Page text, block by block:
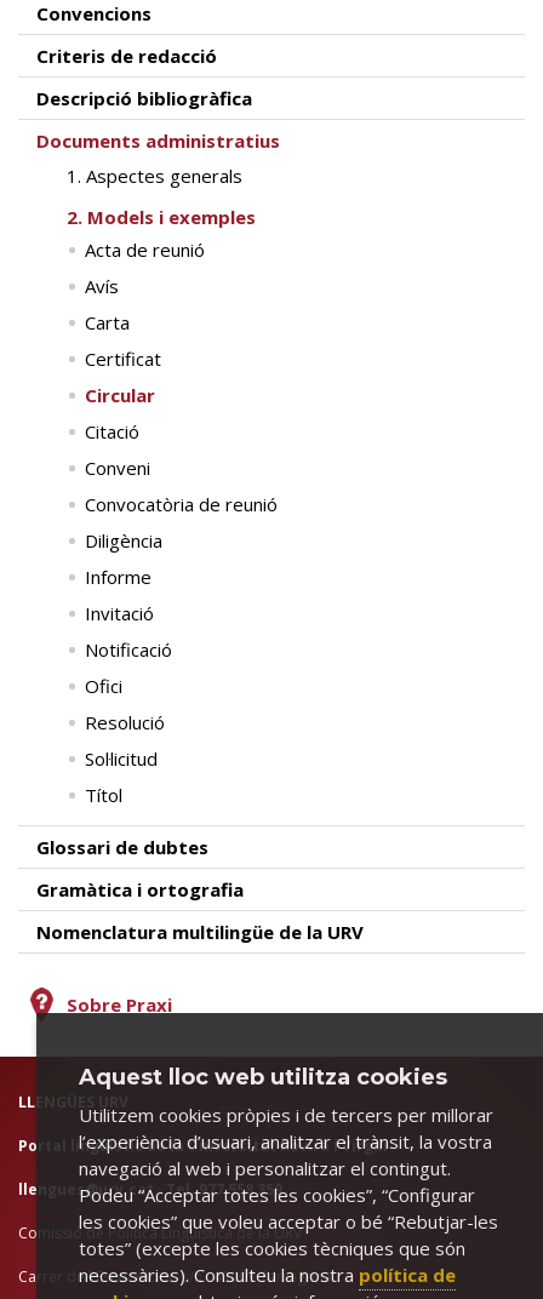
Convencions
Criteris de redacció
Descripció bibliogràfica
Documents administratius
1. Aspectes generals
2. Models i exemples
Acta de reunió
Avís
Carta
Certificat
Circular
Citació
Conveni
Convocatòria de reunió
Diligència
Informe
Invitació
Notificació
Ofici
Resolució
Sol·licitud
Títol
Glossari de dubtes
Gramàtica i ortografia
Nomenclatura multilingüe de la URV
Sobre Praxi
LLENGÜES URV
Portal lingüístic de la Universitat Rovira i Virgili
llengues@urv.cat· Tel. 977 558 359
Comissió de Política Lingüística de la URV
Carrer de l'Escorxador, s/n · 43003 Tarragona
Aquest lloc web utilitza cookies
Utilitzem cookies pròpies i de tercers per millorar
l’experiència d’usuari, analitzar el trànsit, la vostra
navegació al web i personalitzar el contingut.
Podeu “Acceptar totes les cookies”, “Configurar
les cookies” que voleu acceptar o bé “Rebutjar-les
totes” (excepte les cookies tècniques que són
necessàries). Consulteu la nostra política de